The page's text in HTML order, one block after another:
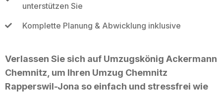
unterstützen Sie
Komplette Planung & Abwicklung inklusive
Verlassen Sie sich auf Umzugskönig Ackermann
Chemnitz, um Ihren Umzug Chemnitz
Rapperswil-Jona so einfach und stressfrei wie